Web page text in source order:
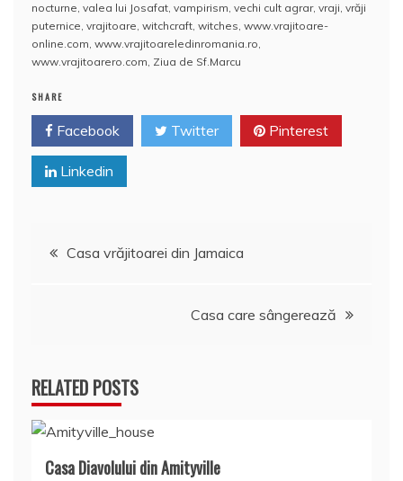
nocturne, valea lui Josafat, vampirism, vechi cult agrar, vraji, vrăji
puternice, vrajitoare, witchcraft, witches, www.vrajitoare-
online.com, www.vrajitoareledinromania.ro,
www.vrajitoarero.com, Ziua de Sf.Marcu
SHARE
Facebook Twitter Pinterest
Linkedin
Navigare
Casa vrăjitoarei din Jamaica
Casa care sângerează
RELATED POSTS
Casa Diavolului din Amityville